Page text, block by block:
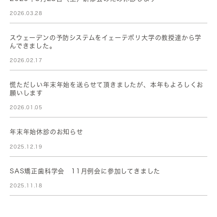
2026.03.28
スウェーデンの予防システムをイェーテボリ大学の教授達から学
んできました。
2026.02.17
慌ただしい年末年始を送らせて頂きましたが、本年もよろしくお
願いします
2026.01.05
年末年始休診のお知らせ
2025.12.19
SAS矯正歯科学会 11月例会に参加してきました
2025.11.18